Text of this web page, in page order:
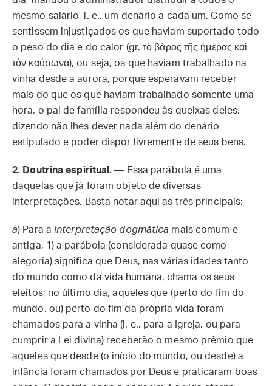
mesmo salário, i. e., um denário a cada um. Como se
sentissem injustiçados os que haviam suportado todo
o peso do dia e do calor (gr. τὸ βάρος τῆς ἡμέρας καὶ
τὸν καύσωνα), ou seja, os que haviam trabalhado na
vinha desde a aurora, porque esperavam receber
mais do que os que haviam trabalhado somente uma
hora, o pai de família respondeu às queixas deles,
dizendo não lhes dever nada além do denário
estipulado e poder dispor livremente de seus bens.
2. Doutrina espiritual. — Essa parábola é uma
daquelas que já foram objeto de diversas
interpretações. Basta notar aqui as três principais:
a) Para ainterpretação dogmática mais comum e
antiga, 1) a parábola (considerada quase como
alegoria) significa que Deus, nas várias idades tanto
do mundo como da vida humana, chama os seus
eleitos; no último dia, aqueles que (perto do fim do
mundo, ou) perto do fim da própria vida foram
chamados para a vinha (i. e., para a Igreja, ou para
cumprir a Lei divina) receberão o mesmo prêmio que
aqueles que desde (o início do mundo, ou desde) a
infância foram chamados por Deus e praticaram boas